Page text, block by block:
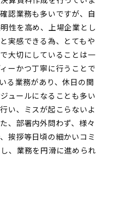
認業務も多いですが、自
性を高め、上場企業とし
実感できる為、とてもや
大切にしていることは一
ーかつ丁寧に行うことで
る業務があり、休日の関
ュールになることも多い
い、ミスが起こらないよ
、部署内外問わず、様々
挨拶等日頃の細かいコミ
、業務を円滑に進められ